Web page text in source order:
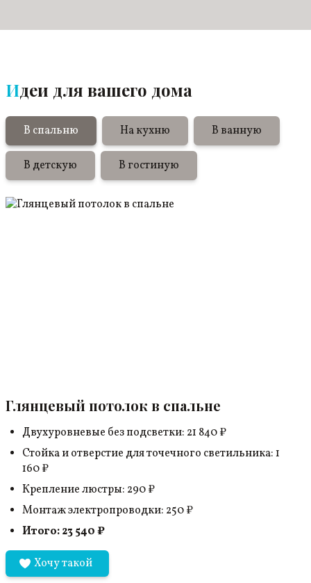
Идеи для вашего дома
В спальню На кухню В ванную
В детскую В гостиную
Глянцевый потолок в спальне
Двухуровневые без подсветки: 21 840 ₽
Стойка и отверстие для точечного светильника:1
160 ₽
Крепление люстры: 290 ₽
Монтаж электропроводки: 250 ₽
Итого:23 540 ₽
Хочу такой